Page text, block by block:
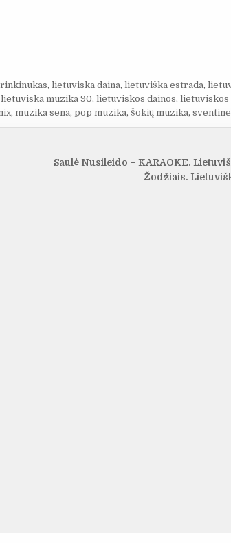
, lietuviska daina, lietuviška estrada,
lietuviska muzika 90, lietuviskos dainos, lietuviskos
, muzika sena, pop muzika, šokių muzika,
Saulė Nusileido – KARAOKE.
Žodžiais.